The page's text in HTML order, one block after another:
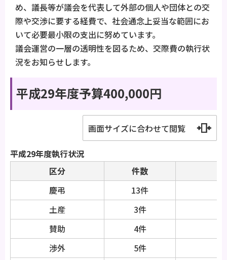
め、議長等が議会を代表して外部の個人や団体との交
際や交渉に要する経費で、社会通念上妥当な範囲にお
いて必要最小限の支出に努めています。
議会運営の一層の透明性を図るため、交際費の執行状
況をお知らせします。
平成29年度予算400,000円
画面サイズに合わせて閲覧
平成29年度執行状況
区分
件数
慶弔
13件
土産
3件
賛助
4件
渉外
5件